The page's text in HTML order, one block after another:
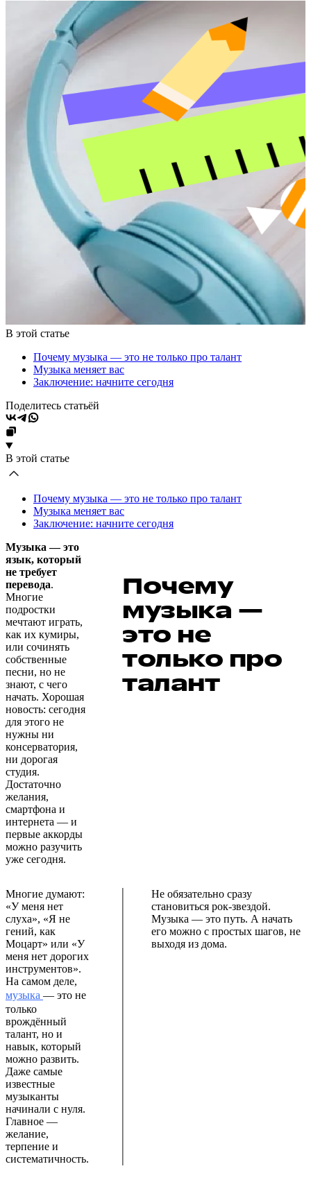
В этой статье
Почему музыка — это не только про талант
Музыка меняет вас
Заключение: начните сегодня
Поделитесь статьёй
В этой статье
Почему музыка — это не только про талант
Музыка меняет вас
Заключение: начните сегодня
Музыка — это
язык, который
не требует
перевода.
Многие
подростки
мечтают играть,
как их кумиры,
или сочинять
собственные
песни, но не
знают, с чего
начать. Хорошая
новость: сегодня
для этого не
нужны ни
консерватория,
ни дорогая
студия.
Достаточно
желания,
смартфона и
интернета — и
первые аккорды
можно разучить
уже сегодня.
Почему
музыка —
это не
только про
талант
Многие думают:
«У меня нет
слуха», «Я не
гений, как
Моцарт» или «У
меня нет дорогих
инструментов».
На самом деле,
музыка — это не
только
врождённый
талант, но и
навык, который
можно развить.
Даже самые
известные
музыканты
начинали с нуля.
Главное —
желание,
терпение и
систематичность.
Не обязательно сразу
становиться рок-звездой.
Музыка — это путь. А начать
его можно с простых шагов, не
выходя из дома.